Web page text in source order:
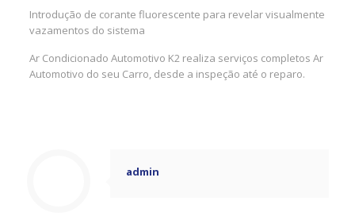
Introdução de corante fluorescente para revelar visualmente
vazamentos do sistema
Ar Condicionado Automotivo K2 realiza serviços completos Ar
Automotivo do seu Carro, desde a inspeção até o reparo.
admin